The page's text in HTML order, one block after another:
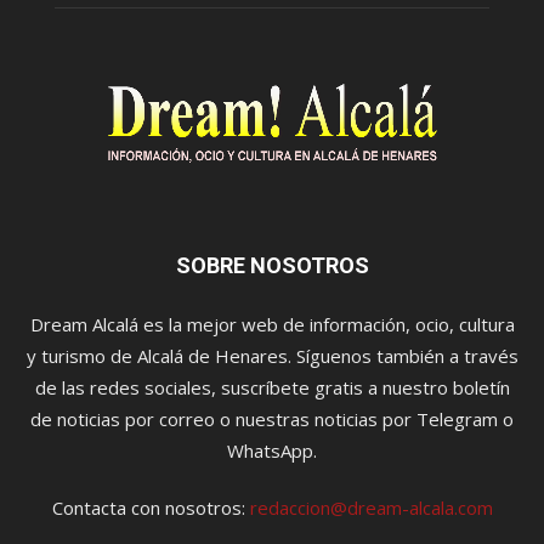
SOBRE NOSOTROS
Dream Alcalá es la mejor web de información, ocio, cultura
y turismo de Alcalá de Henares. Síguenos también a través
de las redes sociales, suscríbete gratis a nuestro boletín
de noticias por correo o nuestras noticias por Telegram o
WhatsApp.
Contacta con nosotros: redaccion@dream-alcala.com